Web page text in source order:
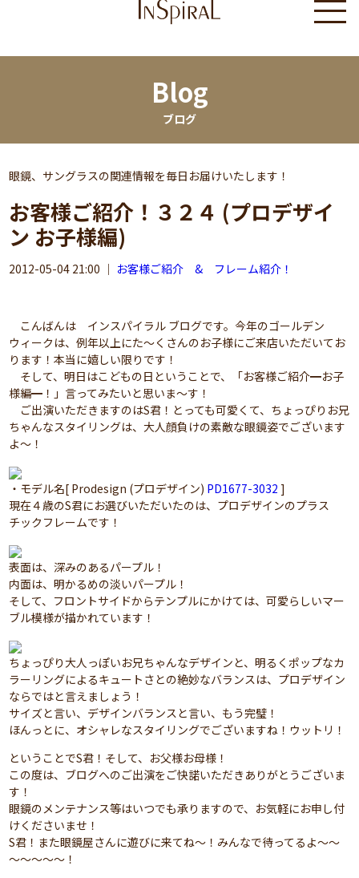
Blog
ブログ
眼鏡、サングラスの関連情報を毎日お届けいたします！
お客様ご紹介！３２４ (プロデザイ
ン お子様編)
2012-05-04 21:00 ｜ お客様ご紹介 & フレーム紹介！
こんばんは インスパイラル ブログです。今年のゴールデン
ウィークは、例年以上にた～くさんのお子様にご来店いただいてお
ります！本当に嬉しい限りです！
そして、明日はこどもの日ということで、「お客様ご紹介━お子
様編━！」言ってみたいと思いま～す！
ご出演いただきますのはS君！とっても可愛くて、ちょっぴりお兄
ちゃんなスタイリングは、大人顔負けの素敵な眼鏡姿でございます
よ～！
・モデル名[ Prodesign (プロデザイン) PD1677-3032 ]
現在４歳のS君にお選びいただいたのは、プロデザインのプラス
チックフレームです！
表面は、深みのあるパープル！
内面は、明かるめの淡いパープル！
そして、フロントサイドからテンプルにかけては、可愛らしいマー
ブル模様が描かれています！
ちょっぴり大人っぽいお兄ちゃんなデザインと、明るくポップなカ
ラーリングによるキュートさとの絶妙なバランスは、プロデザイン
ならではと言えましょう！
サイズと言い、デザインバランスと言い、もう完璧！
ほんっとに、オシャレなスタイリングでございますね！ウットリ！
ということでS君！そして、お父様お母様！
この度は、ブログへのご出演をご快諾いただきありがとうございま
す！
眼鏡のメンテナンス等はいつでも承りますので、お気軽にお申し付
けくださいませ！
S君！また眼鏡屋さんに遊びに来てね～！みんなで待ってるよ～～
～～～～～！